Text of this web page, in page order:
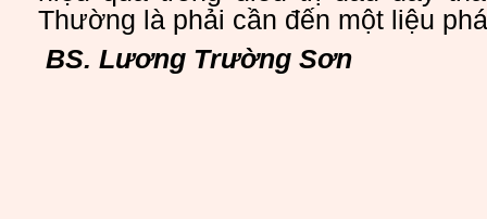
Thường là phải cần đến một liệu
BS. Lương Trường Sơn